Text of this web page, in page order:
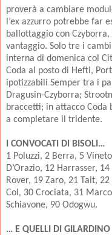
proverà a cambiare
l’ex azzurro potrebbe far
ballottaggio con
vantaggio. Solo tre i
interna di domenica col
Coda al posto di Hefti,
ipotizzabili Semper tra i
Dragusin-Czyborra;
braccetti; in attacco Coda
a completare il tridente.
I CONVOCATI DI BISOLI…
1 Poluzzi, 2 Berra, 5
D’Orazio, 12 Harrasser,
Rover, 19 Zaro, 21 Tait,
Col, 30 Crociata, 31
Schiavone, 90 Odogwu.
… E QUELLI DI GILARDINO